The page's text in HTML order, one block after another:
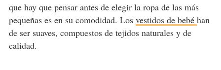
que hay que pensar antes de elegir la ropa de las más
pequeñas es en su comodidad. Los vestidos de bebé han
de ser suaves, compuestos de tejidos naturales y de
calidad.